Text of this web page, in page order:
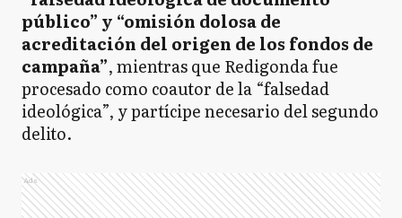
público” y “omisión dolosa de
acreditación del origen de los fondos de
campaña”, mientras que Redigonda fue
procesado como coautor de la “falsedad
ideológica”, y partícipe necesario del segundo
delito.
Ads